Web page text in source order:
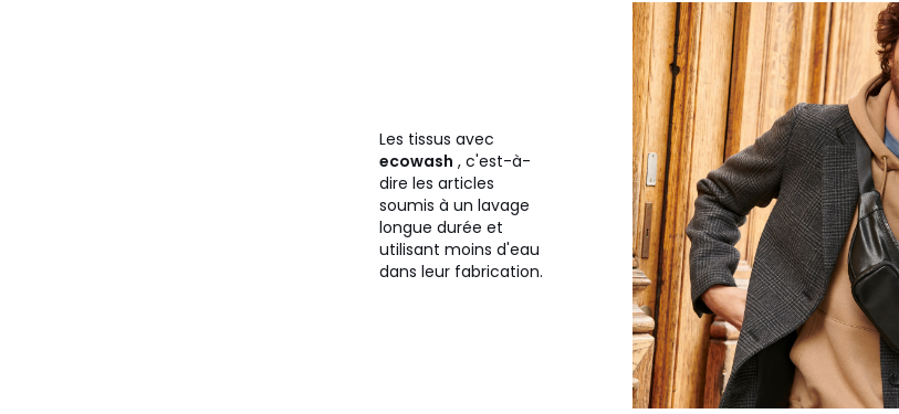
Les tissus avec
ecowash , c'est-à-
dire les articles
soumis à un lavage
longue durée et
utilisant moins d'eau
dans leur fabrication.